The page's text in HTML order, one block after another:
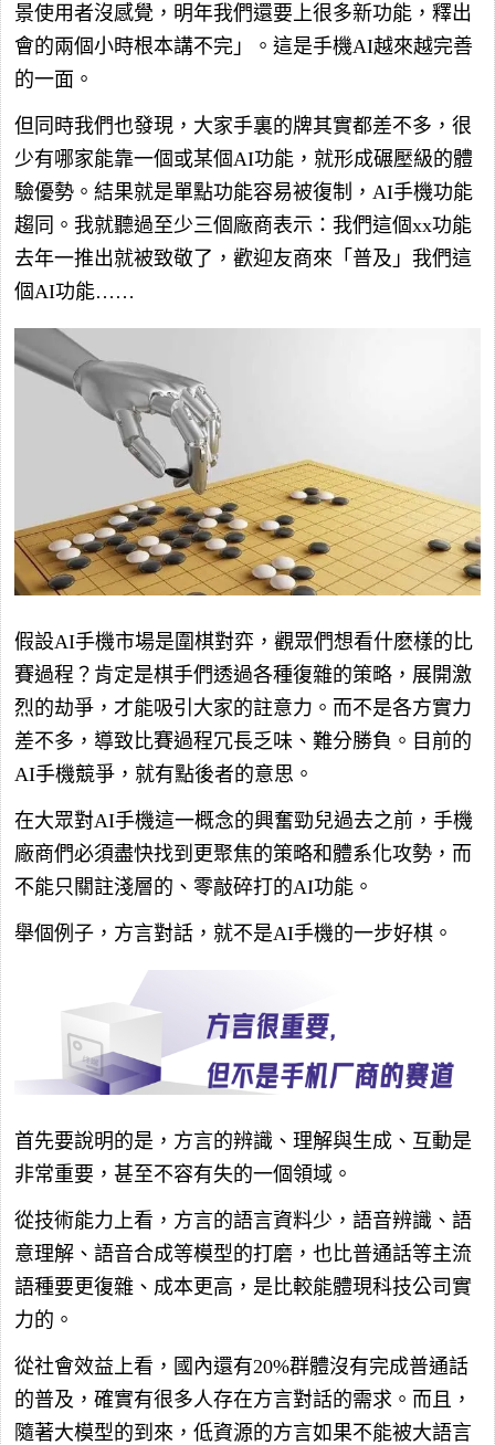
景使用者沒感覺，明年我們還要上很多新功能，釋出
會的兩個小時根本講不完」。這是手機AI越來越完善
的一面。
但同時我們也發現，大家手裏的牌其實都差不多，很
少有哪家能靠一個或某個AI功能，就形成碾壓級的體
驗優勢。結果就是單點功能容易被復制，AI手機功能
趨同。我就聽過至少三個廠商表示：我們這個xx功能
去年一推出就被致敬了，歡迎友商來「普及」我們這
個AI功能……
假設AI手機市場是圍棋對弈，觀眾們想看什麽樣的比
賽過程？肯定是棋手們透過各種復雜的策略，展開激
烈的劫爭，才能吸引大家的註意力。而不是各方實力
差不多，導致比賽過程冗長乏味、難分勝負。目前的
AI手機競爭，就有點後者的意思。
在大眾對AI手機這一概念的興奮勁兒過去之前，手機
廠商們必須盡快找到更聚焦的策略和體系化攻勢，而
不能只關註淺層的、零敲碎打的AI功能。
舉個例子，方言對話，就不是AI手機的一步好棋。
首先要說明的是，方言的辨識、理解與生成、互動是
非常重要，甚至不容有失的一個領域。
從技術能力上看，方言的語言資料少，語音辨識、語
意理解、語音合成等模型的打磨，也比普通話等主流
語種要更復雜、成本更高，是比較能體現科技公司實
力的。
從社會效益上看，國內還有20%群體沒有完成普通話
的普及，確實有很多人存在方言對話的需求。而且，
隨著大模型的到來，低資源的方言如果不能被大語言